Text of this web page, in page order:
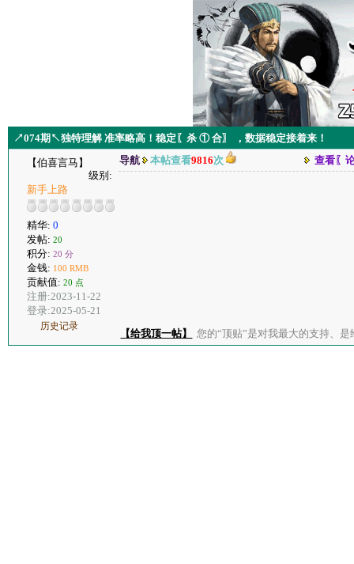
↗074期↖独特理解 准率略高！稳定〖杀 ① 合〗 ，数据稳定接着来！
【伯喜言马】
级别:
新手上路
精华: 0
发帖: 20
积分: 20 分
金钱: 100 RMB
贡献值: 20 点
注册:2023-11-22
登录:2025-05-21
历史记录
导航 本帖查看9816次 查看〖
【给我顶一帖】 您的“顶贴”是对我最大的支持、